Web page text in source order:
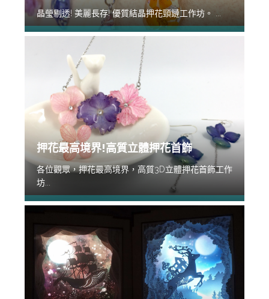
晶瑩剔透! 美麗長存! 優質結晶押花頸鏈工作坊。 ...
押花最高境界!高質立體押花首飾
各位觀眾，押花最高境界，高質3D立體押花首飾工作
坊...